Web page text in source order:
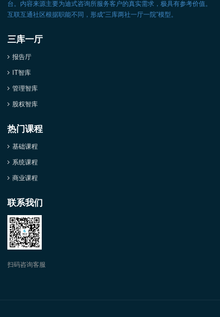
台。内容来源主要为迪式咨询所服务客户的真实需求，极具有参考价值。
互联互通社区根据职能不同，形成“三库两社一厅一院”模型。
三库一厅
报告厅
IT智库
管理智库
股权智库
热门课程
基础课程
系统课程
商业课程
联系我们
扫码咨询客服